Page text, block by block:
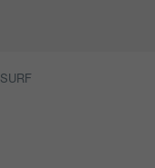
SURF